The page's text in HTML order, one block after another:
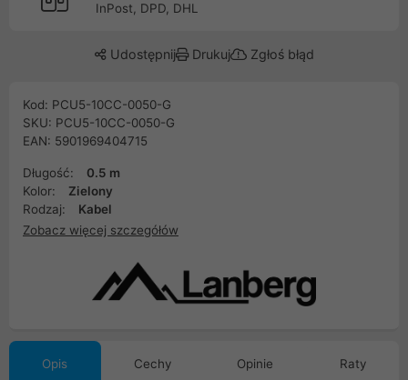
InPost, DPD, DHL
Udostępnij Drukuj Zgłoś błąd
Kod: PCU5-10CC-0050-G
SKU: PCU5-10CC-0050-G
EAN: 5901969404715
Długość:
0.5 m
Kolor:
Zielony
Rodzaj:
Kabel
Zobacz więcej szczegółów
Opis Cechy Opinie Raty